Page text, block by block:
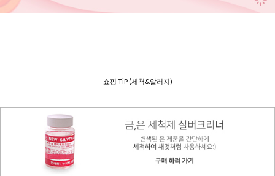
쇼핑 TiP (세척&알러지)